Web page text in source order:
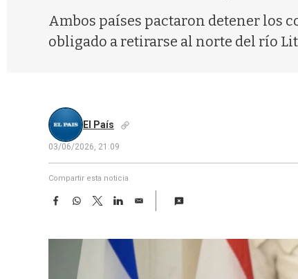
Ambos países pactaron detener los
obligado a retirarse al norte del río
El País
03/06/2026, 21:09
Compartir esta noticia
F
e
W
t
s
A
T
w
t
L
k
d
E
i